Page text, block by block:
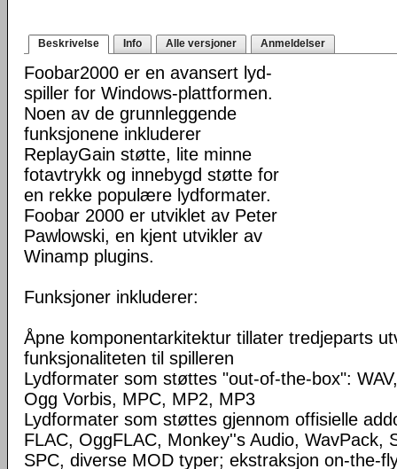
Beskrivelse Info Alle versjoner Anmeldelser
Foobar2000 er en avansert lyd-
spiller for Windows-plattformen.
Noen av de grunnleggende
funksjonene inkluderer
ReplayGain støtte, lite minne
fotavtrykk og innebygd støtte for
en rekke populære lydformater.
Foobar 2000 er utviklet av Peter
Pawlowski, en kjent utvikler av
Winamp plugins.
Funksjoner inkluderer:
Åpne komponentarkitektur tillater tredjeparts
funksjonaliteten til spilleren
Lydformater som støttes "out-of-the-box":
Ogg Vorbis, MPC, MP2, MP3
Lydformater som støttes gjennom offisielle
FLAC, OggFLAC, Monkey''s Audio, WavPack,
SPC, diverse MOD typer; ekstraksjon on-the-